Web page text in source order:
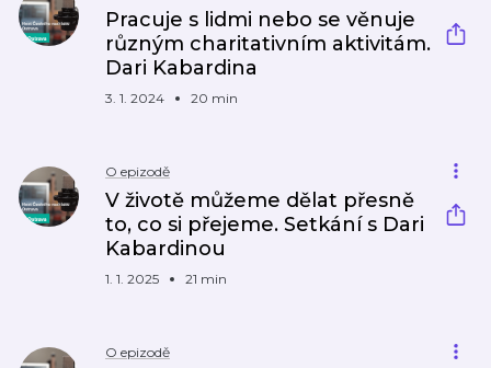
Pracuje s lidmi nebo se věnuje
různým charitativním aktivitám.
Dari Kabardina
3. 1. 2024 20 min
O epizodě
V životě můžeme dělat přesně
to, co si přejeme. Setkání s Dari
Kabardinou
1. 1. 2025 21 min
O epizodě